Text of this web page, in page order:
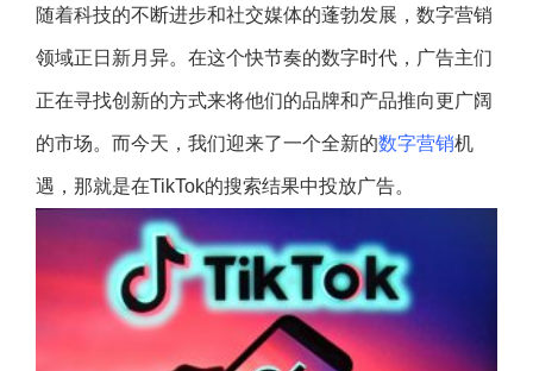
随着科技的不断进步和社交媒体的蓬勃发展，数字营销
领域正日新月异。在这个快节奏的数字时代，广告主们
正在寻找创新的方式来将他们的品牌和产品推向更广阔
的市场。而今天，我们迎来了一个全新的数字营销机
遇，那就是在TikTok的搜索结果中投放广告。